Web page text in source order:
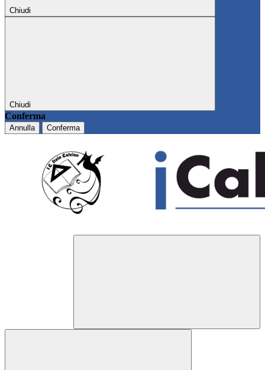
Chiudi
Chiudi
Conferma
Annulla Conferma